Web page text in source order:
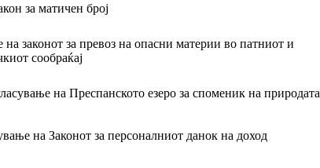
за матичен број
законот за превоз на опасни материи во патниот и
сообраќај
на Преспанското езеро за споменик на природата
на Законот за персоналниот данок на доход